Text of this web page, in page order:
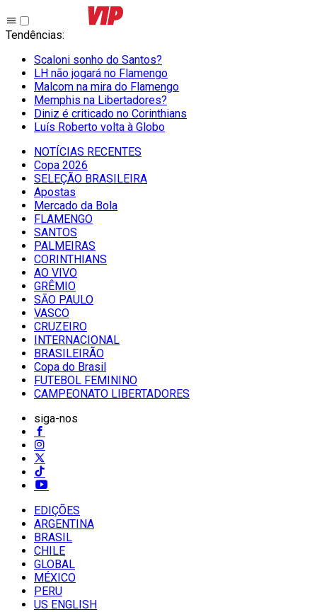
Tendências:
Scaloni sonho do Santos?
LH não jogará no Flamengo
Malcom na mira do Flamengo
Memphis na Libertadores?
Diniz é criticado no Corinthians
Luís Roberto volta à Globo
NOTÍCIAS RECENTES
Copa 2026
SELEÇÃO BRASILEIRA
Apostas
Mercado da Bola
FLAMENGO
SANTOS
PALMEIRAS
CORINTHIANS
AO VIVO
GRÊMIO
SĀO PAULO
VASCO
CRUZEIRO
INTERNACIONAL
BRASILEIRÃO
Copa do Brasil
FUTEBOL FEMININO
CAMPEONATO LIBERTADORES
siga-nos
EDIÇÕES
ARGENTINA
BRASIL
CHILE
GLOBAL
MÉXICO
PERU
US ENGLISH